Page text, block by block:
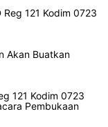
Reg 121 Kodim 0723
Akan Buatkan
121 Kodim 0723
Pembukaan